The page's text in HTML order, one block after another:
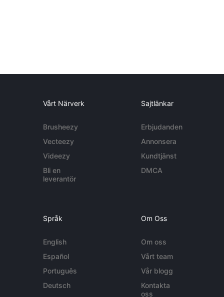
Vårt Närverk
Brusheezy
Vecteezy
Videezy
Bli en
leverantör
Sajtlänkar
Erbjudanden
Annonsera
Kundtjänst
DMCA
Språk
English
Español
Português
Deutsch
Om Oss
Om oss
Vårt team
Vår blogg
Kontakta
oss